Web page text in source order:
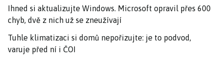
Ihned si aktualizujte Windows. Microsoft opravil přes 600
chyb, dvě z nich už se zneužívají
Tuhle klimatizaci si domů nepořizujte: je to podvod,
varuje před ní i ČOI